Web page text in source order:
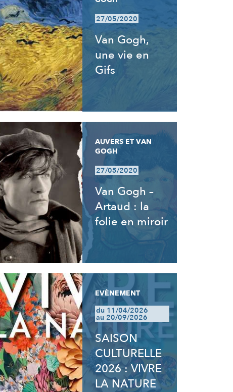
27/05/2020
Van Gogh,
une vie en
Gifs
AUVERS ET VAN
GOGH
27/05/2020
Van Gogh –
Artaud : la
folie en miroir
EVÈNEMENT
du 11/04/2026
au 20/09/2026
SAISON
CULTURELLE
2026 : VIVRE
LA NATURE